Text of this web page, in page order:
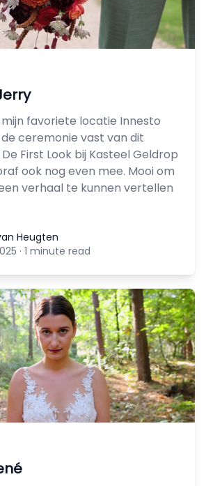
mijn favoriete locatie Innesto
ceremonie vast van dit
First Look bij Kasteel Geldrop
ook nog even mee. Mooi om
verhaal te kunnen vertellen
Heugten
· 1 minute read